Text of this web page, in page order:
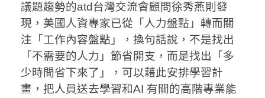
議題趨勢的atd台灣交流會顧問徐秀燕則發
現，美國人資專家已從「人力盤點」轉而關
注「工作內容盤點」，換句話說，不是找出
「不需要的人力」節省開支，而是找出「多
少時間省下來了」，可以藉此安排學習計
畫，把人員送去學習和AI 有關的高階專業能